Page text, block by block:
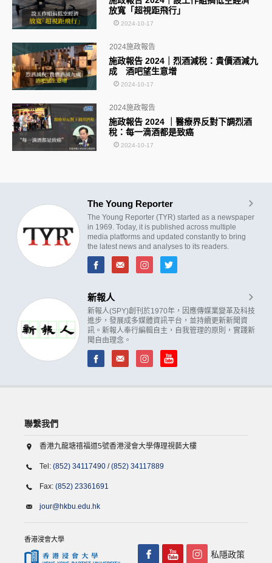
放寬「超視距飛行」
2024-10-17
施政報告 2024｜烈酒減稅：貴價酒減九
成 酒吧望生意增
2024施政報告
2024-10-17
施政報告 2024 ｜醫療界反對下調烈酒
稅：每一滴酒都是致癌
2024施政報告
2024-10-17
The Young Reporter
The Young Reporter (TYR) started as a newspaper
in 1969. Today, it is published across multiple
media platforms and updated constantly to bring
the latest news and analyses to its readers.
新報人
新報人(SPY)創刊於1970年，因應傳媒業變革及科技
進步，發展成多媒體資訊平台，並持續更新新聞資
訊。新報人奉行編輯自主，自我管理的原則，實踐新
聞自由理念。
聯繫我們
香港九龍塘禧福道5號香港浸會大學傳理視藝大樓
Tel: (852) 34117490 /(852) 34117889
Fax: (852) 23361691
jour@hkbu.edu.hk
香港浸會大學
私隱政策